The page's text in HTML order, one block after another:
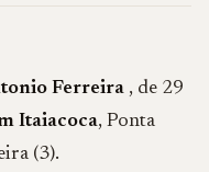
Ferreira , de 29
Itaiacoca, Ponta
(3).